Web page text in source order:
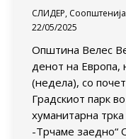
СЛИДЕР,
22/05/2025
Општина Велес
денот на Европа,
(недела), со
Градскиот парк
хуманитарна
-Трчаме заедно“